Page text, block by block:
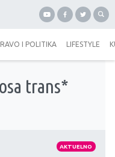
I POLITIKA LIFESTYLE
trans*
AKTUELNO